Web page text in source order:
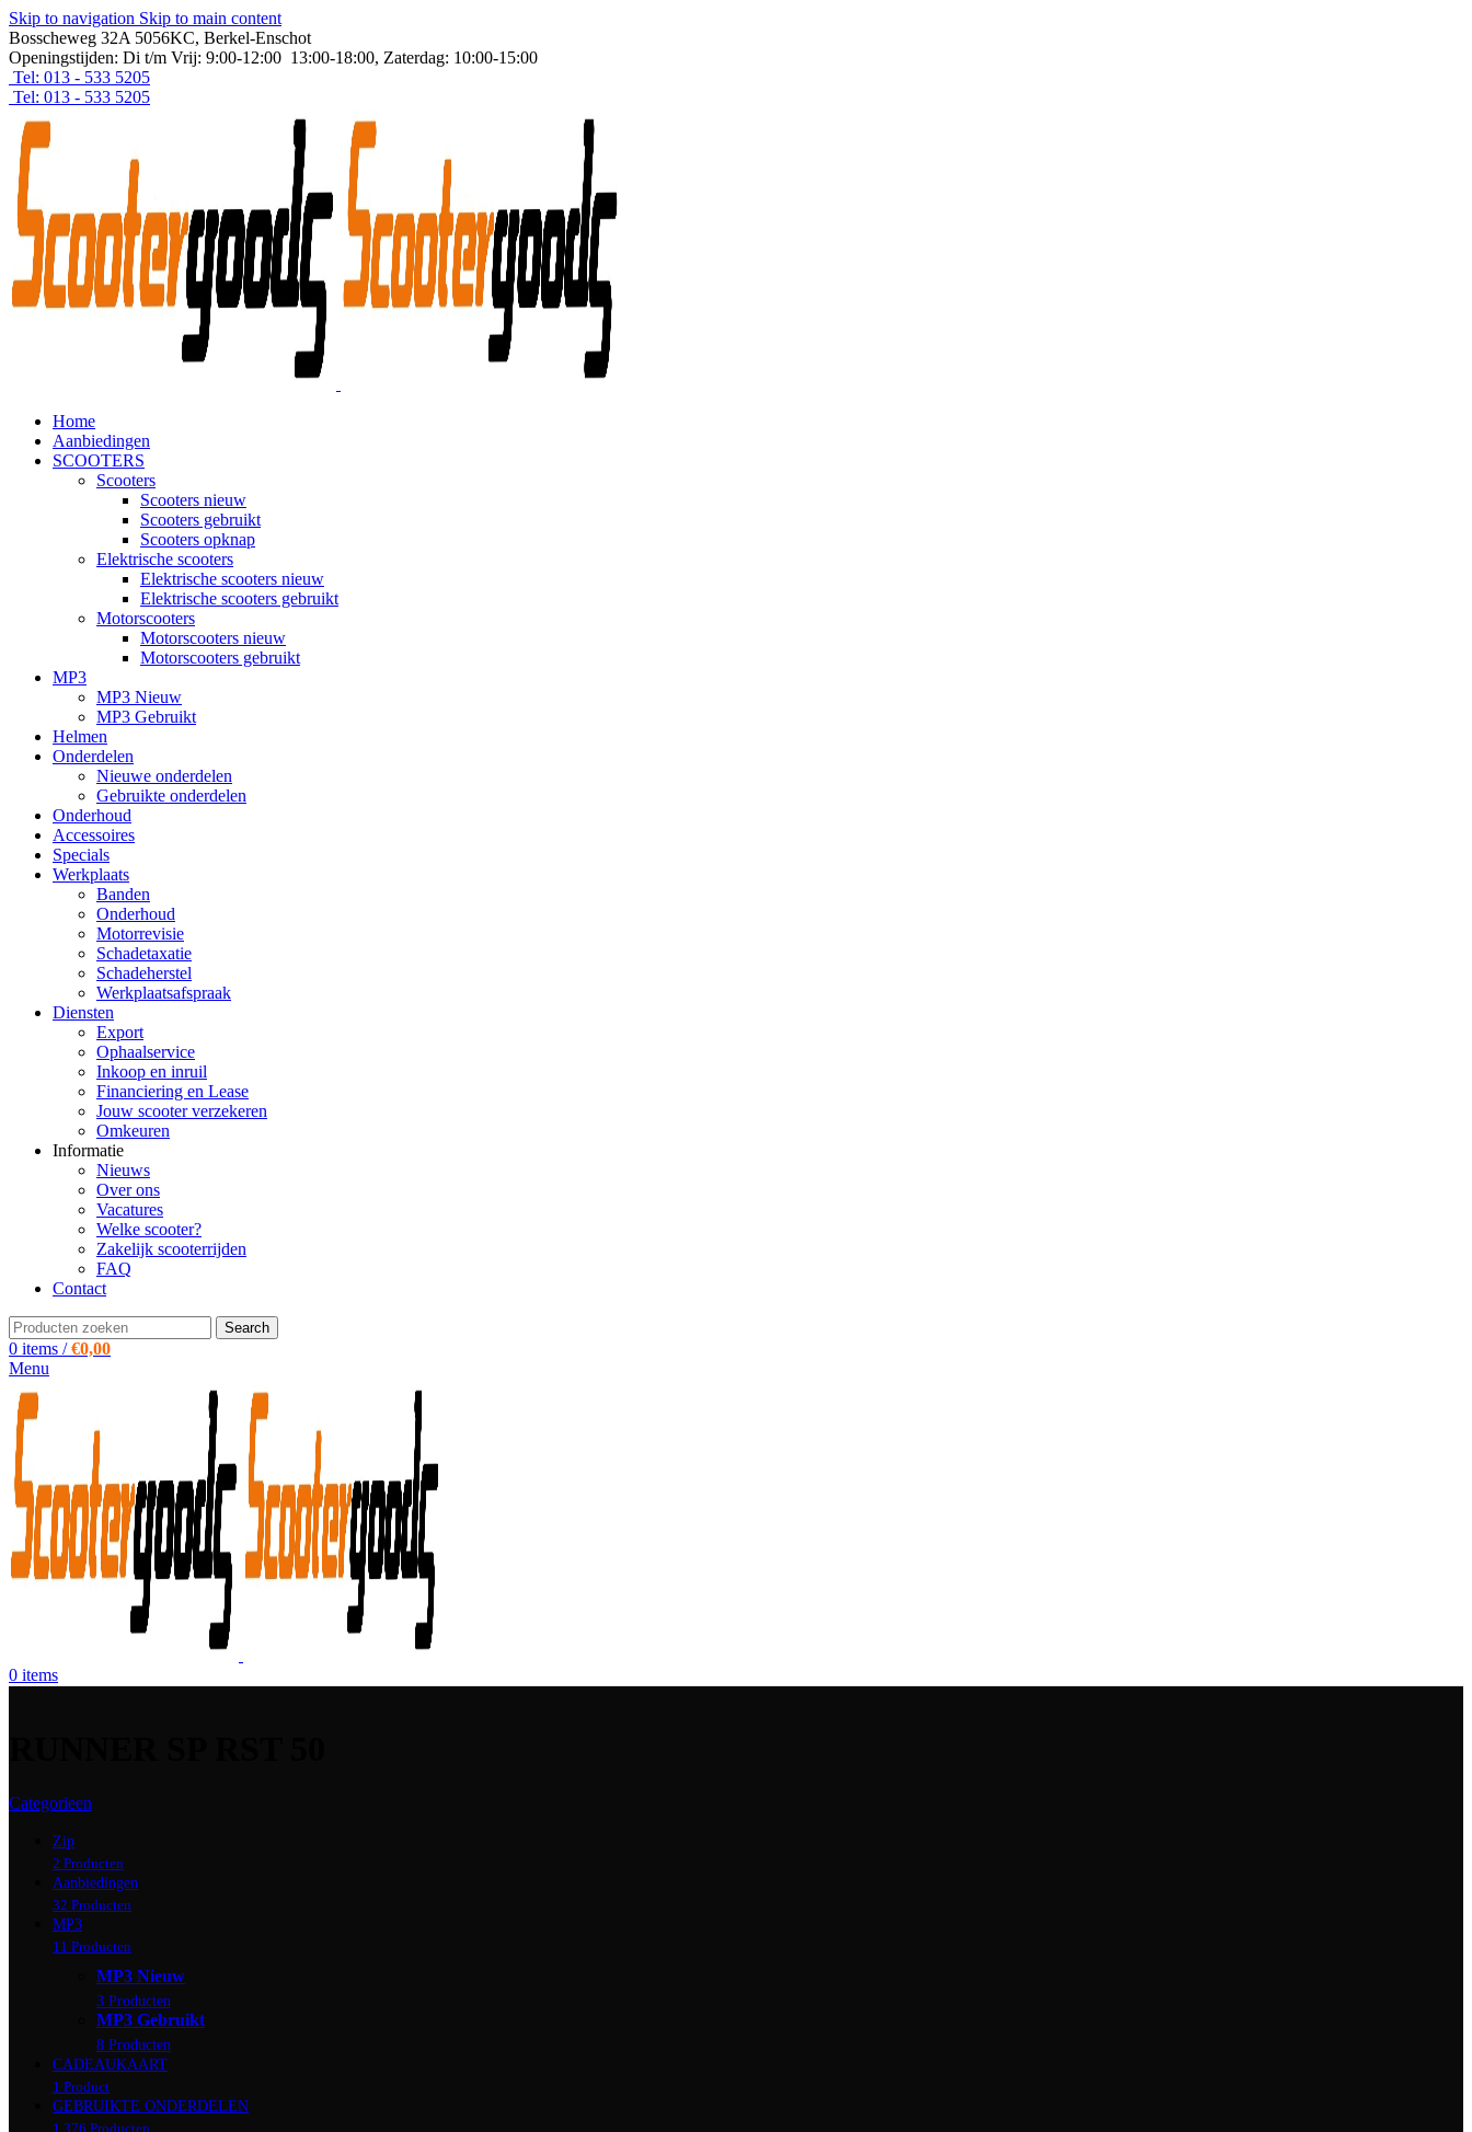
Skip to navigation Skip to main content
Bosscheweg 32A 5056KC, Berkel-Enschot
Openingstijden: Di t/m Vrij: 9:00-12:00 13:00-18:00, Zaterdag: 10:00-15:00
Tel: 013 - 533 5205
Tel: 013 - 533 5205
Home
Aanbiedingen
SCOOTERS
Scooters
Scooters nieuw
Scooters gebruikt
Scooters opknap
Elektrische scooters
Elektrische scooters nieuw
Elektrische scooters gebruikt
Motorscooters
Motorscooters nieuw
Motorscooters gebruikt
MP3
MP3 Nieuw
MP3 Gebruikt
Helmen
Onderdelen
Nieuwe onderdelen
Gebruikte onderdelen
Onderhoud
Accessoires
Specials
Werkplaats
Banden
Onderhoud
Motorrevisie
Schadetaxatie
Schadeherstel
Werkplaatsafspraak
Diensten
Export
Ophaalservice
Inkoop en inruil
Financiering en Lease
Jouw scooter verzekeren
Omkeuren
Informatie
Nieuws
Over ons
Vacatures
Welke scooter?
Zakelijk scooterrijden
FAQ
Contact
Search
0 items / €0,00
Menu
0 items
Categorieen
Zip
2 Producten
Aanbiedingen
32 Producten
MP3
11 Producten
MP3 Nieuw
3 Producten
MP3 Gebruikt
8 Producten
CADEAUKAART
1 Product
GEBRUIKTE ONDERDELEN
1.376 Producten